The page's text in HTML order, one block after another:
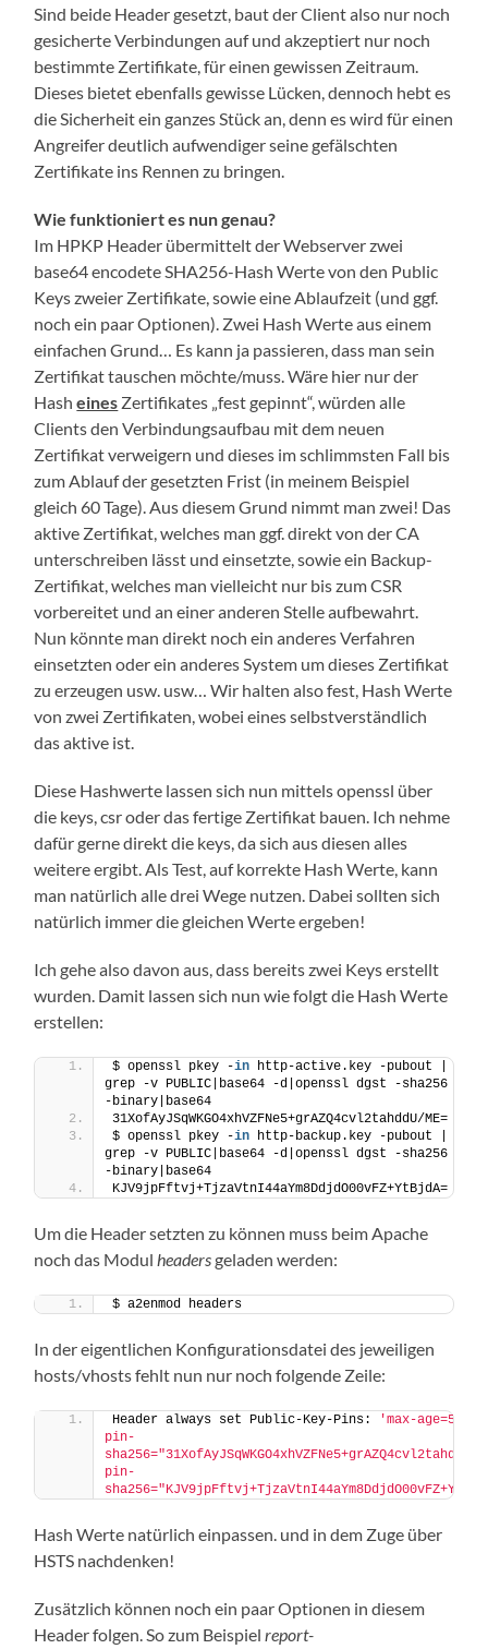
Sind beide Header gesetzt, baut der Client also nur noch
gesicherte Verbindungen auf und akzeptiert nur noch
bestimmte Zertifikate, für einen gewissen Zeitraum.
Dieses bietet ebenfalls gewisse Lücken, dennoch hebt es
die Sicherheit ein ganzes Stück an, denn es wird für einen
Angreifer deutlich aufwendiger seine gefälschten
Zertifikate ins Rennen zu bringen.
Wie funktioniert es nun genau?
Im HPKP Header übermittelt der Webserver zwei
base64 encodete SHA256-Hash Werte von den Public
Keys zweier Zertifikate, sowie eine Ablaufzeit (und ggf.
noch ein paar Optionen). Zwei Hash Werte aus einem
einfachen Grund… Es kann ja passieren, dass man sein
Zertifikat tauschen möchte/muss. Wäre hier nur der
Hasheines Zertifikates „fest gepinnt“, würden alle
Clients den Verbindungsaufbau mit dem neuen
Zertifikat verweigern und dieses im schlimmsten Fall bis
zum Ablauf der gesetzten Frist (in meinem Beispiel
gleich 60 Tage). Aus diesem Grund nimmt man zwei! Das
aktive Zertifikat, welches man ggf. direkt von der CA
unterschreiben lässt und einsetzte, sowie ein Backup-
Zertifikat, welches man vielleicht nur bis zum CSR
vorbereitet und an einer anderen Stelle aufbewahrt.
Nun könnte man direkt noch ein anderes Verfahren
einsetzten oder ein anderes System um dieses Zertifikat
zu erzeugen usw. usw… Wir halten also fest, Hash Werte
von zwei Zertifikaten, wobei eines selbstverständlich
das aktive ist.
Diese Hashwerte lassen sich nun mittels openssl über
die keys, csr oder das fertige Zertifikat bauen. Ich nehme
dafür gerne direkt die keys, da sich aus diesen alles
weitere ergibt. Als Test, auf korrekte Hash Werte, kann
man natürlich alle drei Wege nutzen. Dabei sollten sich
natürlich immer die gleichen Werte ergeben!
Ich gehe also davon aus, dass bereits zwei Keys erstellt
wurden. Damit lassen sich nun wie folgt die Hash Werte
erstellen:
$ openssl pkey -in http-active.key -pubout |
grep -v PUBLIC|base64 -d|openssl dgst -sha256
-binary|base64
31XofAyJSqWKGO4xhVZFNe5+grAZQ4cvl2tahddU/ME=
$ openssl pkey -in http-backup.key -pubout |
grep -v PUBLIC|base64 -d|openssl dgst -sha256
-binary|base64
KJV9jpFftvj+TjzaVtnI44aYm8DdjdO00vFZ+YtBjdA=
Um die Header setzten zu können muss beim Apache
noch das Modulheadersgeladen werden:
$ a2enmod headers
In der eigentlichen Konfigurationsdatei des jeweiligen
hosts/vhosts fehlt nun nur noch folgende Zeile:
Header always set Public-Key-Pins:
'max-
pin-
sha256="31XofAyJSqWKGO4xhVZFNe5+grAZQ4cvl2tahddU/
pin-
Hash Werte natürlich einpassen. und in dem Zuge über
HSTS nachdenken!
Zusätzlich können noch ein paar Optionen in diesem
Header folgen. So zum Beispielreport-